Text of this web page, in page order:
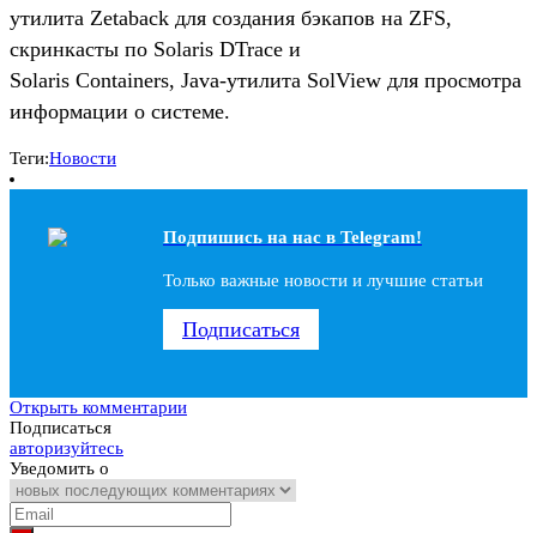
утилита Zetaback для создания бэкапов на ZFS,
скринкасты по Solaris DTrace и
Solaris Containers, Java-утилита SolView для просмотра
информации о системе.
Теги:Новости
Подпишись на наc в Telegram!
Только важные новости и лучшие статьи
Подписаться
Открыть комментарии
Подписаться
авторизуйтесь
Уведомить о